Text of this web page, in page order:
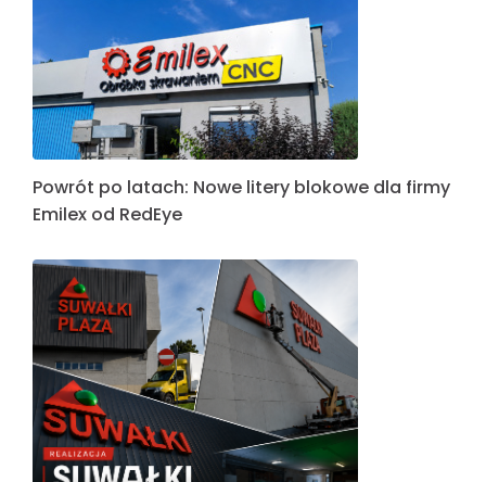
Powrót po latach: Nowe litery blokowe dla firmy
Emilex od RedEye